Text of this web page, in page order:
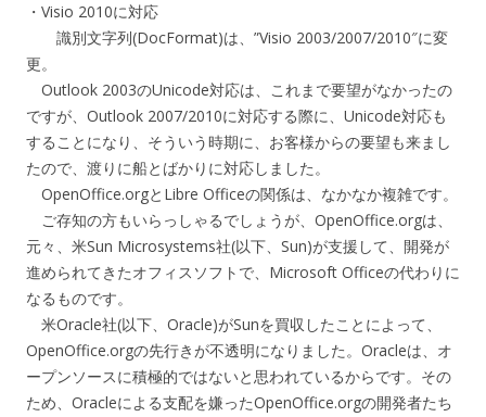
・Visio 2010に対応
識別文字列(DocFormat)は、”Visio 2003/2007/2010″に変
更。
Outlook 2003のUnicode対応は、これまで要望がなかったの
ですが、Outlook 2007/2010に対応する際に、Unicode対応も
することになり、そういう時期に、お客様からの要望も来まし
たので、渡りに船とばかりに対応しました。
OpenOffice.orgとLibre Officeの関係は、なかなか複雑です。
ご存知の方もいらっしゃるでしょうが、OpenOffice.orgは、
元々、米Sun Microsystems社(以下、Sun)が支援して、開発が
進められてきたオフィスソフトで、Microsoft Officeの代わりに
なるものです。
米Oracle社(以下、Oracle)がSunを買収したことによって、
OpenOffice.orgの先行きが不透明になりました。Oracleは、オ
ープンソースに積極的ではないと思われているからです。その
ため、Oracleによる支配を嫌ったOpenOffice.orgの開発者たち